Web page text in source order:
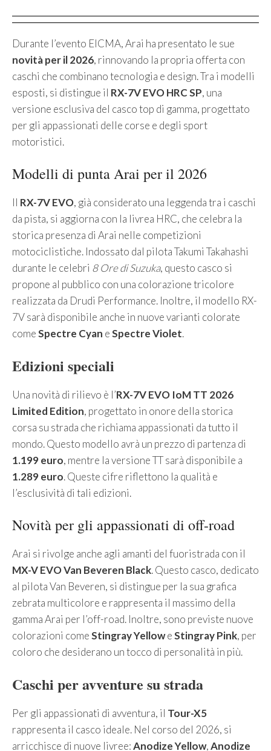
Durante l’evento EICMA, Arai ha presentato le sue
novità per il 2026, rinnovando la propria offerta con
caschi che combinano tecnologia e design. Tra i modelli
esposti, si distingue il RX-7V EVO HRC SP, una
versione esclusiva del casco top di gamma, progettato
per gli appassionati delle corse e degli sport
motoristici.
Modelli di punta Arai per il 2026
Il RX-7V EVO, già considerato una leggenda tra i caschi
da pista, si aggiorna con la livrea HRC, che celebra la
storica presenza di Arai nelle competizioni
motociclistiche. Indossato dal pilota Takumi Takahashi
durante le celebri 8 Ore di Suzuka, questo casco si
propone al pubblico con una colorazione tricolore
realizzata da Drudi Performance. Inoltre, il modello RX-
7V sarà disponibile anche in nuove varianti colorate
comeSpectre Cyan eSpectre Violet.
Edizioni speciali
Una novità di rilievo è l’RX-7V EVO IoM TT 2026
Limited Edition, progettato in onore della storica
corsa su strada che richiama appassionati da tutto il
mondo. Questo modello avrà un prezzo di partenza di
1.199 euro, mentre la versione TT sarà disponibile a
1.289 euro. Queste cifre riflettono la qualità e
l’esclusività di tali edizioni.
Novità per gli appassionati di off-road
Arai si rivolge anche agli amanti del fuoristrada con il
MX-V EVO Van Beveren Black. Questo casco, dedicato
al pilota Van Beveren, si distingue per la sua grafica
zebrata multicolore e rappresenta il massimo della
gamma Arai per l’off-road. Inoltre, sono previste nuove
colorazioni comeStingray YelloweStingray Pink, per
coloro che desiderano un tocco di personalità in più.
Caschi per avventure su strada
Per gli appassionati di avventura, il Tour-X5
rappresenta il casco ideale. Nel corso del 2026, si
arricchisce di nuove livree:Anodize Yellow,Anodize